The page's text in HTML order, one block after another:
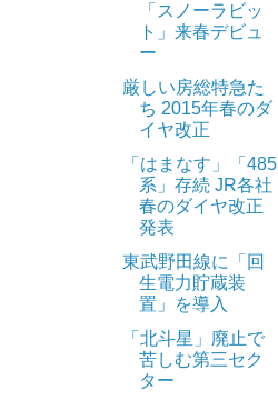
「スノーラビッ
ト」来春デビュ
ー
厳しい房総特急た
ち 2015年春のダ
イヤ改正
「はまなす」「485
系」存続 JR各社
春のダイヤ改正
発表
東武野田線に「回
生電力貯蔵装
置」を導入
「北斗星」廃止で
苦しむ第三セク
ター